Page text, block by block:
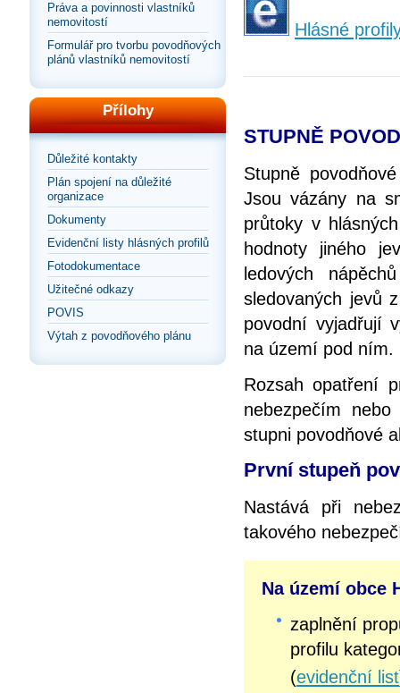
Práva a povinnosti vlastníků
nemovitostí
Formulář pro tvorbu povodňových
plánů vlastníků nemovitostí
Přílohy
Důležité kontakty
Plán spojení na důležité
organizace
Dokumenty
Evidenční listy hlásných profilů
Fotodokumentace
Užitečné odkazy
POVIS
Výtah z povodňového plánu
Hlásné
STUPNĚ
Stupně
Jsou vázány na
průtoky v
hodnoty jiného
ledových
sledovaných jevů
povodní vyjadřují
na území pod ním.
Rozsah opatření
nebezpečím
stupni povodňové
První stupeň
Nastává při
takového
Na území obce
zaplnění
profilu
(evidenční list